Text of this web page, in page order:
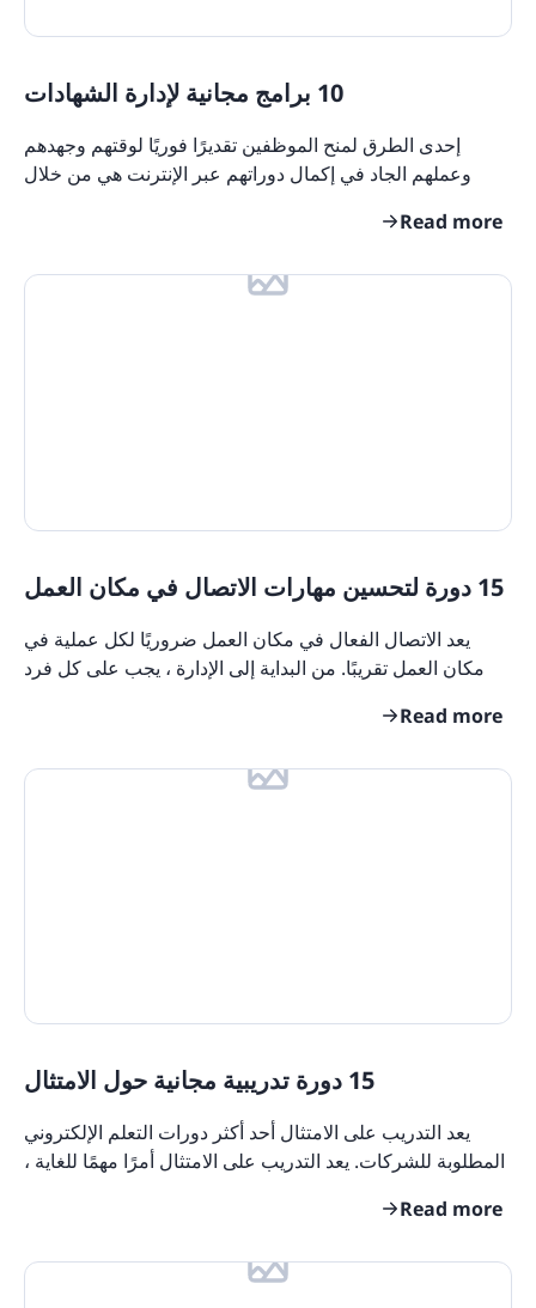
10 برامج مجانية لإدارة الشهادات
إحدى الطرق لمنح الموظفين تقديرًا فوريًا لوقتهم وجهدهم
وعملهم الجاد في إكمال دوراتهم عبر الإنترنت هي من خلال
Read more
15 دورة لتحسين مهارات الاتصال في مكان العمل
يعد الاتصال الفعال في مكان العمل ضروريًا لكل عملية في
مكان العمل تقريبًا. من البداية إلى الإدارة ، يجب على كل فرد
Read more
15 دورة تدريبية مجانية حول الامتثال
يعد التدريب على الامتثال أحد أكثر دورات التعلم الإلكتروني
المطلوبة للشركات. يعد التدريب على الامتثال أمرًا مهمًا للغاية ،
Read more